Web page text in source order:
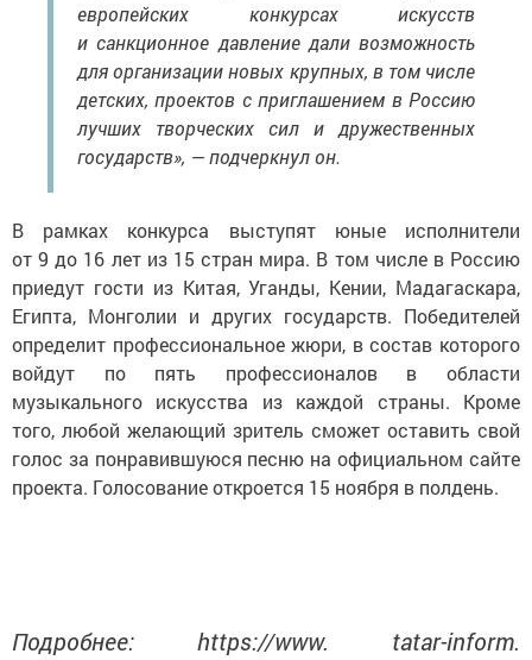
европейских конкурсах искусств
и санкционное давление дали возможность
для организации новых крупных, в том числе
детских, проектов с приглашением в Россию
лучших творческих сил и дружественных
государств», — подчеркнул он.
В рамках конкурса выступят юные исполнители
от 9 до 16 лет из 15 стран мира. В том числе в Россию
приедут гости из Китая, Уганды, Кении, Мадагаскара,
Египта, Монголии и других государств. Победителей
определит профессиональное жюри, в состав которого
войдут по пять профессионалов в области
музыкального искусства из каждой страны. Кроме
того, любой желающий зритель сможет оставить свой
голос за понравившуюся песню на официальном сайте
проекта. Голосование откроется 15 ноября в полдень.
Подробнее: https://www. tatar-inform.